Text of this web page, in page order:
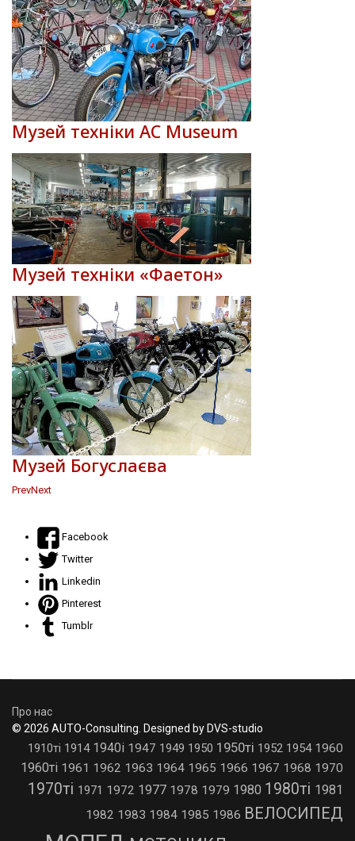
Музей техніки AC Museum
Музей техніки «Фаетон»
Музей Богуслаєва
PrevNext
Facebook
Twitter
Linkedin
Pinterest
Tumblr
Про нас
© 2026 AUTO-Consulting. Designed by DVS-studio
1910ті 1914 1940і 1947 1949 1950 1950ті 1952 1954 1960
1960ті 1961 1962 1963 1964 1965 1966 1967 1968 1970
1970ті 1971 1972 1977 1978 1979 1980 1980ті 1981
1982 1983 1984 1985 1986 ВЕЛОСИПЕД